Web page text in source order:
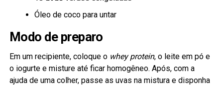
Óleo de coco para untar
Modo de preparo
Em um recipiente, coloque owhey protein, o leite em pó e
o iogurte e misture até ficar homogêneo. Após, com a
ajuda de uma colher, passe as uvas na mistura e disponha